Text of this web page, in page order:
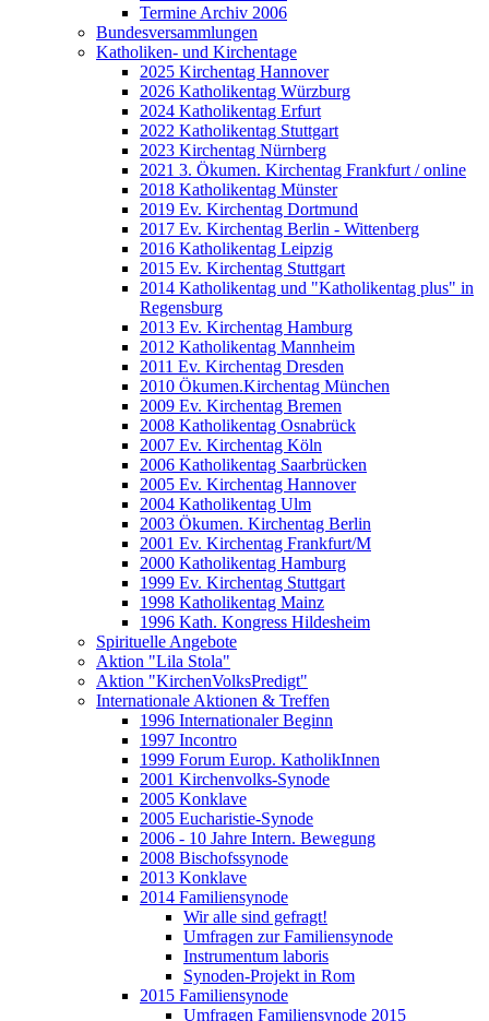
Termine Archiv 2006
Bundesversammlungen
Katholiken- und Kirchentage
2025 Kirchentag Hannover
2026 Katholikentag Würzburg
2024 Katholikentag Erfurt
2022 Katholikentag Stuttgart
2023 Kirchentag Nürnberg
2021 3. Ökumen. Kirchentag Frankfurt / online
2018 Katholikentag Münster
2019 Ev. Kirchentag Dortmund
2017 Ev. Kirchentag Berlin - Wittenberg
2016 Katholikentag Leipzig
2015 Ev. Kirchentag Stuttgart
2014 Katholikentag und "Katholikentag plus" in
Regensburg
2013 Ev. Kirchentag Hamburg
2012 Katholikentag Mannheim
2011 Ev. Kirchentag Dresden
2010 Ökumen.Kirchentag München
2009 Ev. Kirchentag Bremen
2008 Katholikentag Osnabrück
2007 Ev. Kirchentag Köln
2006 Katholikentag Saarbrücken
2005 Ev. Kirchentag Hannover
2004 Katholikentag Ulm
2003 Ökumen. Kirchentag Berlin
2001 Ev. Kirchentag Frankfurt/M
2000 Katholikentag Hamburg
1999 Ev. Kirchentag Stuttgart
1998 Katholikentag Mainz
1996 Kath. Kongress Hildesheim
Spirituelle Angebote
Aktion "Lila Stola"
Aktion "KirchenVolksPredigt"
Internationale Aktionen & Treffen
1996 Internationaler Beginn
1997 Incontro
1999 Forum Europ. KatholikInnen
2001 Kirchenvolks-Synode
2005 Konklave
2005 Eucharistie-Synode
2006 - 10 Jahre Intern. Bewegung
2008 Bischofssynode
2013 Konklave
2014 Familiensynode
Wir alle sind gefragt!
Umfragen zur Familiensynode
Instrumentum laboris
Synoden-Projekt in Rom
2015 Familiensynode
Umfragen Familiensynode 2015